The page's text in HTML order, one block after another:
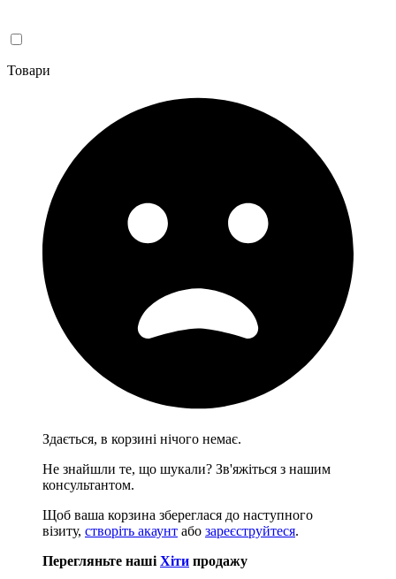
Товари
Здається, в корзині нічого немає.
Не знайшли те, що шукали? Зв'яжіться з нашим
консультантом.
Щоб ваша корзина збереглася до наступного
візиту, створіть акаунт або зареєструйтеся.
Перегляньте наші Хіти продажу